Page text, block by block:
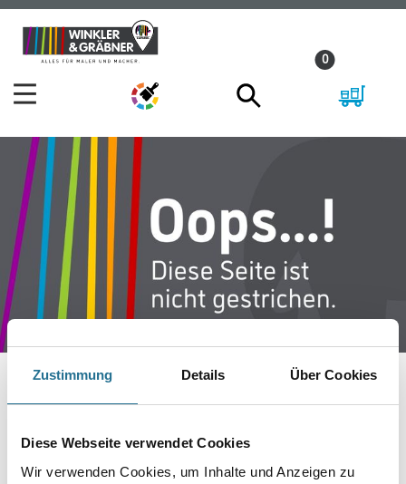
Zustimmung Details Über Cookies
Diese Webseite verwendet Cookies
Wir verwenden Cookies, um Inhalte und Anzeigen zu
Zum
Inhalt
Zum
Navigationsmenü
0
IST AUFGETRETEN